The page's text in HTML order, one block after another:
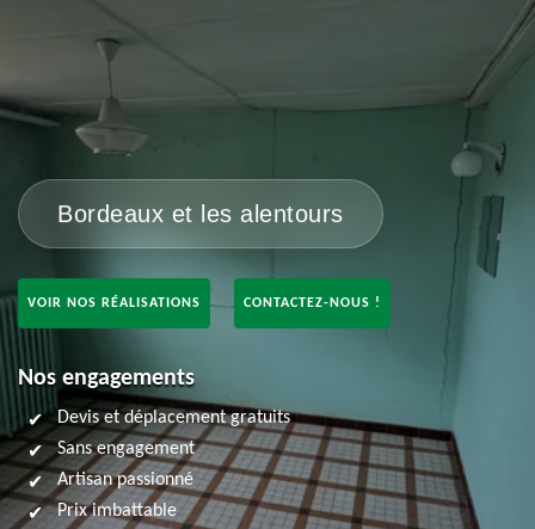
Bordeaux et les alentours
VOIR NOS RÉALISATIONS CONTACTEZ-NOUS !
Nos engagements
Devis et déplacement gratuits
Sans engagement
Artisan passionné
Prix imbattable